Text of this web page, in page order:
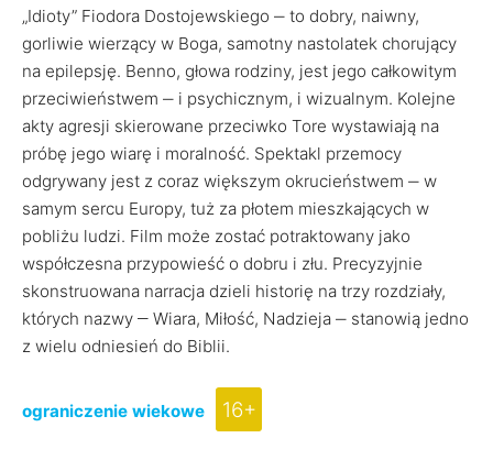
„Idioty” Fiodora Dostojewskiego ‒ to dobry, naiwny,
gorliwie wierzący w Boga, samotny nastolatek chorujący
na epilepsję. Benno, głowa rodziny, jest jego całkowitym
przeciwieństwem ‒ i psychicznym, i wizualnym. Kolejne
akty agresji skierowane przeciwko Tore wystawiają na
próbę jego wiarę i moralność. Spektakl przemocy
odgrywany jest z coraz większym okrucieństwem ‒ w
samym sercu Europy, tuż za płotem mieszkających w
pobliżu ludzi. Film może zostać potraktowany jako
współczesna przypowieść o dobru i złu. Precyzyjnie
skonstruowana narracja dzieli historię na trzy rozdziały,
których nazwy ‒ Wiara, Miłość, Nadzieja ‒ stanowią jedno
z wielu odniesień do Biblii.
ograniczenie wiekowe 16+